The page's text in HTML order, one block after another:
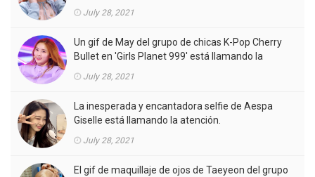
la atención.
July 28, 2021
Un gif de May del grupo de chicas K-Pop Cherry
Bullet en 'Girls Planet 999' está llamando la
atención.
July 28, 2021
La inesperada y encantadora selfie de Aespa
Giselle está llamando la atención.
July 28, 2021
El gif de maquillaje de ojos de Taeyeon del grupo